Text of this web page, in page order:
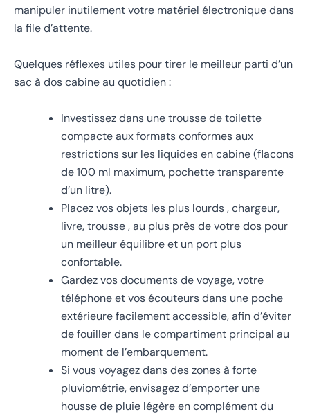
manipuler inutilement votre matériel électronique dans
la file d’attente.
Quelques réflexes utiles pour tirer le meilleur parti d’un
sac à dos cabine au quotidien :
Investissez dans une trousse de toilette
compacte aux formats conformes aux
restrictions sur les liquides en cabine (flacons
de 100 ml maximum, pochette transparente
d’un litre).
Placez vos objets les plus lourds , chargeur,
livre, trousse , au plus près de votre dos pour
un meilleur équilibre et un port plus
confortable.
Gardez vos documents de voyage, votre
téléphone et vos écouteurs dans une poche
extérieure facilement accessible, afin d’éviter
de fouiller dans le compartiment principal au
moment de l’embarquement.
Si vous voyagez dans des zones à forte
pluviométrie, envisagez d’emporter une
housse de pluie légère en complément du